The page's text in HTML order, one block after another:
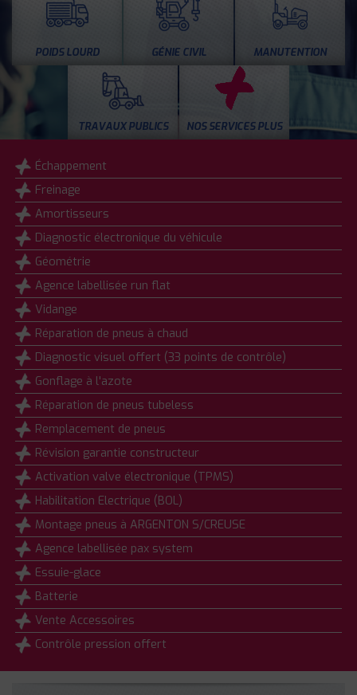
POIDS LOURD GÉNIE CIVIL MANUTENTION
TRAVAUX PUBLICS NOS SERVICES PLUS
Échappement
Freinage
Amortisseurs
Diagnostic électronique du véhicule
Géométrie
Agence labellisée run flat
Vidange
Réparation de pneus à chaud
Diagnostic visuel offert (33 points de contrôle)
Gonflage à l'azote
Réparation de pneus tubeless
Remplacement de pneus
Révision garantie constructeur
Activation valve électronique (TPMS)
Habilitation Electrique (BOL)
Montage pneus à ARGENTON S/CREUSE
Agence labellisée pax system
Essuie-glace
Batterie
Vente Accessoires
Contrôle pression offert